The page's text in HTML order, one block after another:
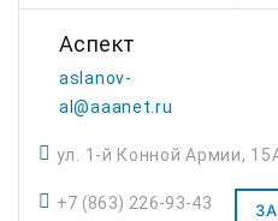
Аспект
aslanov-
al@aaanet.ru
ул. 1-й Конной Армии,
+7 (863) 226-93-43